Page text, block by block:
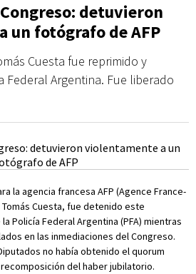
detuvieron
un fotógrafo de AFP
Cuesta fue reprimido y
Argentina. Fue liberado
la agencia francesa AFP (Agence France-
Cuesta, fue detenido este
Policía Federal Argentina (PFA) mientras
en las inmediaciones del Congreso.
no había obtenido el quorum
del haber jubilatorio.